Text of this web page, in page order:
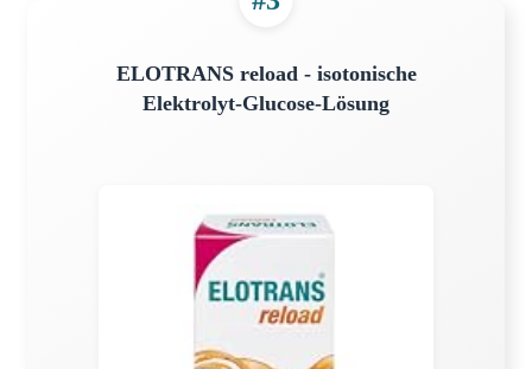
ELOTRANS reload - isotonische
Elektrolyt-Glucose-Lösung